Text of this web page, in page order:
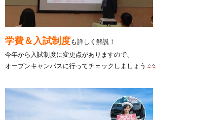
学費＆入試制度も詳しく解説！
今年から入試制度に変更点がありますので、
オープンキャンパスに行ってチェックしましょう